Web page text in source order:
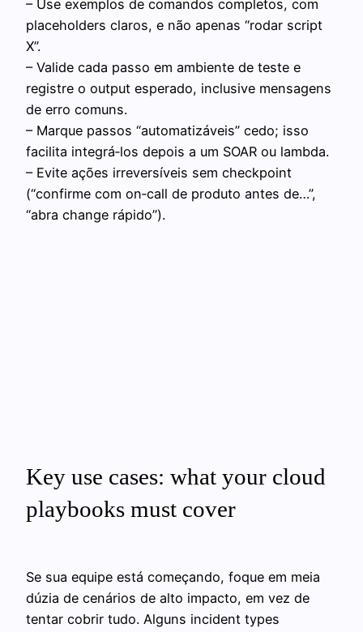
– Use exemplos de comandos completos, com
placeholders claros, e não apenas “rodar script
X”.
– Valide cada passo em ambiente de teste e
registre o output esperado, inclusive mensagens
de erro comuns.
– Marque passos “automatizáveis” cedo; isso
facilita integrá‑los depois a um SOAR ou lambda.
– Evite ações irreversíveis sem checkpoint
(“confirme com on‑call de produto antes de…”,
“abra change rápido”).
Key use cases: what your cloud
playbooks must cover
Se sua equipe está começando, foque em meia
dúzia de cenários de alto impacto, em vez de
tentar cobrir tudo. Alguns incident types